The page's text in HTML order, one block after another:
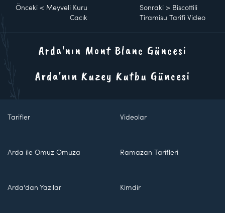
Önceki < Meyveli Kuru
Cacık
Sonraki > Biscottili
Tiramisu Tarifi Video
Arda'nın Mont Blanc Güncesi
Arda'nın Kuzey Kutbu Güncesi
Tarifler Videolar
Arda ile Omuz Omuza Ramazan Tarifleri
Arda'dan Yazılar Kimdir